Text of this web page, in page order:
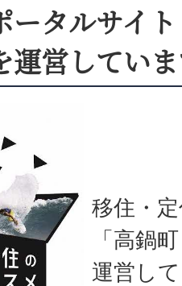
ータルサイ
運営してい
移住・
「高鍋
運営し